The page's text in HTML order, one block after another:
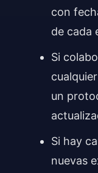
con
de cada
Si
un
Si hay
nuevas